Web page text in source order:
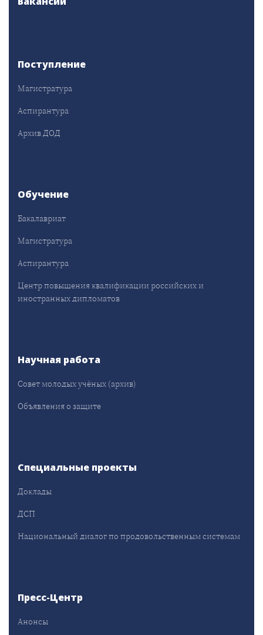
Поступление
Магистратура
Аспирантура
Архив ДОД
Обучение
Бакалавриат
Магистратура
Аспирантура
Центр повышения квалификации российских и
иностранных дипломатов
Научная работа
Совет молодых учёных (архив)
Объявления о защите
Специальные проекты
Доклады
ДСП
Национальный диалог по продовольственным системам
Пресс-Центр
Анонсы